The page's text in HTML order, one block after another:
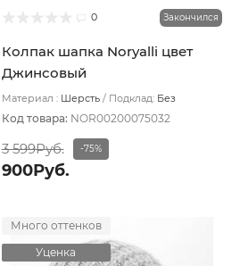
0 Закончился
Колпак шапка Noryalli цвет
Джинсовый
Материал : Шерсть Подклад: Без
Код товара: NOR00200075032
3 599Руб. -75%
900Руб.
Много оттенков
Уценка